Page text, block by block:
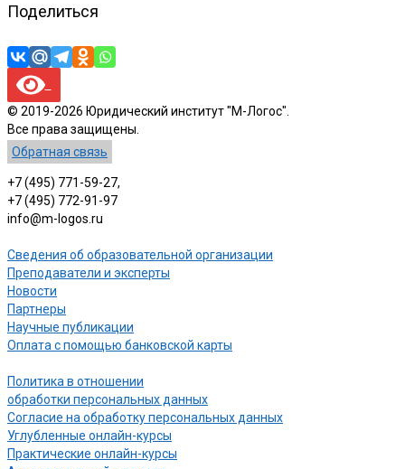
Поделиться
© 2019-2026 Юридический институт "М-Логос".
Все права защищены.
Обратная связь
+7 (495) 771-59-27,
+7 (495) 772-91-97
info@m-logos.ru
Сведения об образовательной организации
Преподаватели и эксперты
Новости
Партнеры
Научные публикации
Оплата с помощью банковской карты
Политика в отношении
обработки персональных данных
Согласие на обработку персональных данных
Углубленные онлайн-курсы
Практические онлайн-курсы